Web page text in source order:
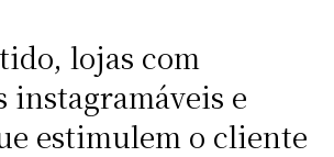
lojas com
instagramáveis e
estimulem o cliente